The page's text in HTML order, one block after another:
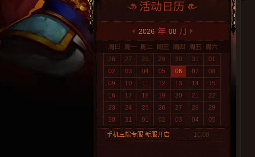
2026 08
26 27 28 29 30 31
01
02
03 04 05 06 07
08
09
10 11 12 13 14
15
16
17 18 19 20 21
22
23
24 25 26 27 28
29
30
31 01 02 03 04 05
手机三端专服-新服开启 10:00